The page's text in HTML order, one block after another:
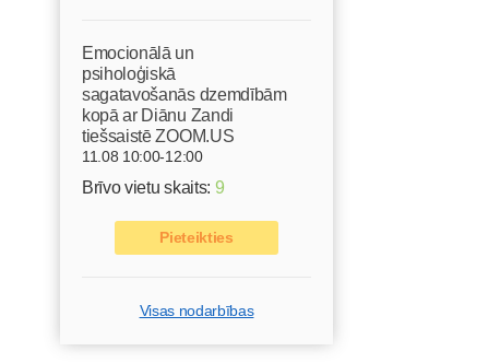
Emocionālā un
psiholoģiskā
sagatavošanās dzemdībām
kopā ar Diānu Zandi
tiešsaistē ZOOM.US
11.08 10:00-12:00
Brīvo vietu skaits: 9
Pieteikties
Visas nodarbības